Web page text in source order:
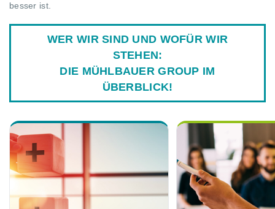
besser ist.
WER WIR SIND UND WOFÜR WIR
STEHEN:
DIE MÜHLBAUER GROUP IM
ÜBERBLICK!